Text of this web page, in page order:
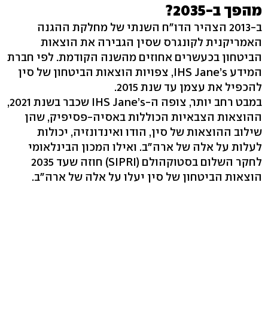
מהפך ב-2035?
ב-2013 הצהיר הדו"ח השנתי של מחלקת ההגנה
האמריקנית לקונגרס שסין הגבירה את הוצאות
הביטחון בכעשרים אחוזים מהשנה הקודמת. לפי חברת
המידע IHS Jane’s, צפויות הוצאות הביטחון של סין
להכפיל את עצמן עד שנת 2015.
במבט רחב יותר, צופה ה-IHS Jane’s שכבר בשנת 2021,
ההוצאות הצבאיות הכוללות באסיה-פסיפיק, שהן
שילוב ההוצאות של סין, הודו ואינדונזיה, יכולות
לעלות על אלה של ארה"ב. ואילו המכון הבינלאומי
לחקר השלום בסטוקהולם (‏SIPRI‏) חוזה שעד ‏‏2035
הוצאות הביטחון של סין יעלו על אלה של ארה"ב. ‏